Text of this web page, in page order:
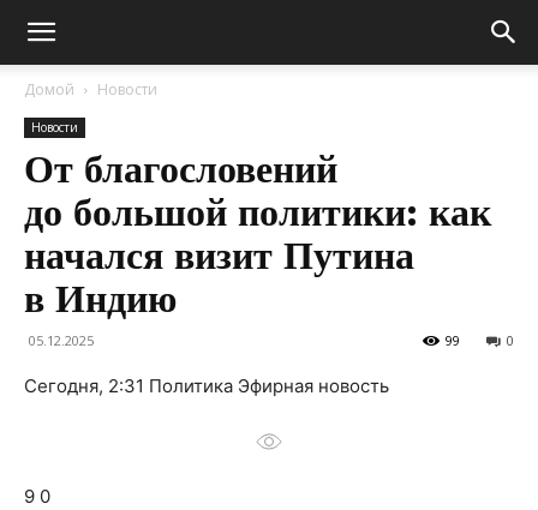
Домой Новости
Новости
От благословений
до большой политики: как
начался визит Путина
в Индию
05.12.2025 0
99
Сегодня, 2:31 Политика Эфирная новость
9 0